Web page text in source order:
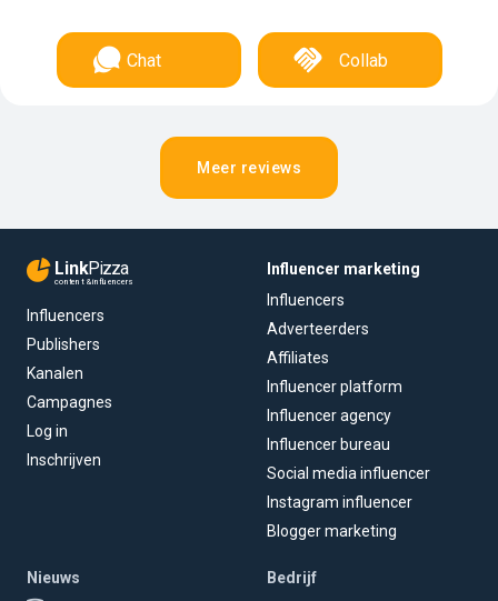
Chat Collab
Meer reviews
LinkPizza
content & influencers
Influencers
Publishers
Kanalen
Campagnes
Log in
Inschrijven
Influencer marketing
Influencers
Adverteerders
Affiliates
Influencer platform
Influencer agency
Influencer bureau
Social media influencer
Instagram influencer
Blogger marketing
Nieuws
Bedrijf